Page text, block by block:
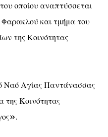
οποίου αναπτύσσεται
και τμήμα του
της Κοινότητας
Ναό Αγίας Παντάνασσας
της Κοινότητας